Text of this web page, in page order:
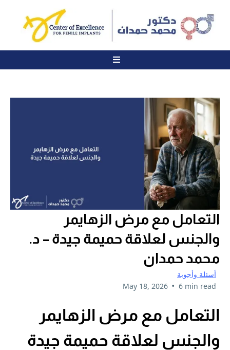
التعامل مع مرض الزهايمر
والجنس لعلاقة حميمة جيدة – د.
محمد حمدان
أسئلة وأجوبة
May 18, 2026 • 6 min read
التعامل مع مرض الزهايمر
والجنس لعلاقة حميمة جيدة